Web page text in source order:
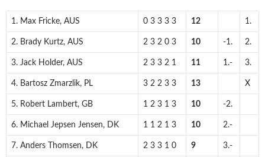
1. Max Fricke, AUS 0 3 3 3 3 12 1.
2. Brady Kurtz, AUS 2 3 2 0 3 10 -1. 2.
3. Jack Holder, AUS 2 3 3 2 1 11 1.- 3.
4. Bartosz Zmarzlik, PL 3 2 2 3 3 13 X
5. Robert Lambert, GB 1 2 3 1 3 10 -2.
6. Michael Jepsen Jensen, DK 1 1 2 1 3 10 2.-
7. Anders Thomsen, DK 2 3 3 1 0 9 3.-